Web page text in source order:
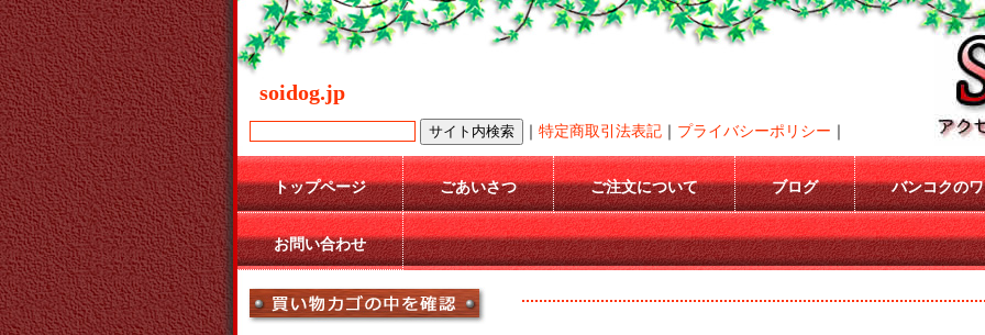
soidog.jp
｜ 特定商取引法表記 ｜ プライバシーポリシー ｜
トップページ ごあいさつ ご注文について ブログ バンコクの
お問い合わせ